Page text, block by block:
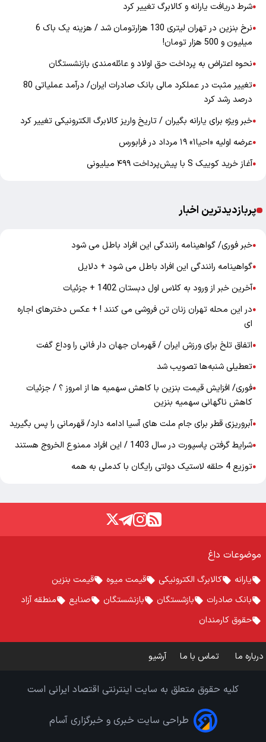
●شرط دریافت یارانه و کالابرگ تغییر کرد
●
نرخ بنزین در تهران لیتری 130 هزارتومان شد / هزینه یک باک 6
میلیون و 500 هزار تومان!
●نحوه اعتراض به پرداخت حق اولاد و عائله‌مندی بازنشستگان
●
تغییر مثبت در عملکرد مالی بانک صادرات ایران/ درآمد عملیاتی 80
درصد رشد کرد
●خبر ویژه برای یارانه بگیران / تاریخ واریز کالابرگ الکترونیکی تغییر کرد
●عرضه اولیه «احیا۱» ۱۹ مرداد در فرابورس
●آغاز خرید کوییک S با پیش‌پرداخت ۴۹۹ میلیونی
پربازدیدترین اخبار
●خبر فوری/ گواهینامه رانندگی این افراد باطل می شود
●گواهینامه رانندگی این افراد باطل می شود + دلایل
●آخرین خبر از ورود به کلاس اول دبستان 1402 + جزئیات
●در این محله تهران زنان تن فروشی می کنند ! + عکس دخترهای اجاره
ای
●اتفاق تلخ برای ورزش ایران / قهرمان جهان دار فانی را وداع گفت
●تعطیلی شنبه‌ها تصویب شد
●فوری/ افزایش قیمت بنزین با کاهش سهمیه ها از امروز ؟ / جزئیات
کاهش ناگهانی سهمیه بنزین
●آبروریزی قطر برای جام ملت های آسیا ادامه دارد/ قهرمانی را پس بگیرید
●شرایط گرفتن پاسپورت در سال 1403 / این افراد ممنوع الخروج هستند
●توزیع 4 حلقه لاستیک دولتی رایگان با کدملی به همه
موضوعات داغ
یارانه کالابرگ الکترونیکی قیمت میوه
قیمت بنزین
بانک صادرات
بازشستگان بازنشستگان صنایع
منطقه آزاد
حقوق کارمندان
درباره ما تماس با ما آرشیو
کلیه حقوق متعلق به سایت اینترنتی اقتصاد ایرانی است
طراحی سایت خبری و خبرگزاری آسام